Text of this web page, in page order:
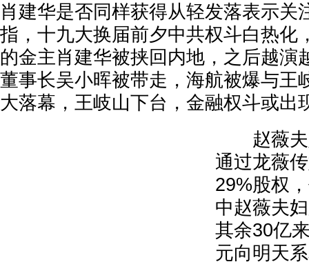
肖建华是否同样获得从轻发落表示关
指，十九大换届前夕中共权斗白热化
的金主肖建华被挟回内地，之后越演
董事长吴小晖被带走，海航被爆与王
大落幕，王岐山下台，金融权斗或出
赵薇夫
通过龙薇
29%股权
中赵薇夫
其余30亿
元向明天